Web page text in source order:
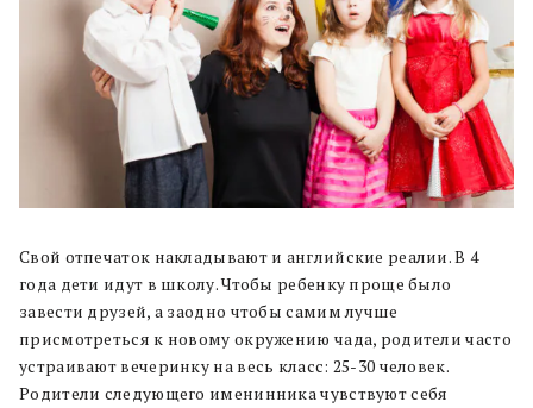
Свой отпечаток накладывают и английские реалии. В 4
года дети идут в школу. Чтобы ребенку проще было
завести друзей, а заодно чтобы самим лучше
присмотреться к новому окружению чада, родители часто
устраивают вечеринку на весь класс: 25-30 человек.
Родители следующего именинника чувствуют себя